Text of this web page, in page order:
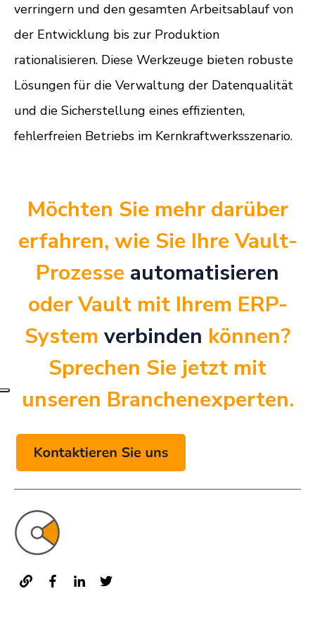
verringern und den gesamten Arbeitsablauf von
der Entwicklung bis zur Produktion
rationalisieren. Diese Werkzeuge bieten robuste
Lösungen für die Verwaltung der Datenqualität
und die Sicherstellung eines effizienten,
fehlerfreien Betriebs im Kernkraftwerksszenario.
Möchten Sie mehr darüber
erfahren, wie Sie Ihre Vault-
Prozesse automatisieren
oder Vault mit Ihrem ERP-
System verbinden können?
Sprechen Sie jetzt mit
unseren Branchenexperten.